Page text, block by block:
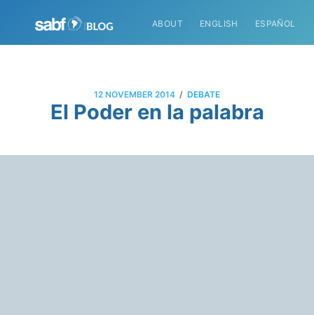
ABOUT ENGLISH ESPAÑOL
12 NOVEMBER 2014 / DEBATE
El Poder en la palabra